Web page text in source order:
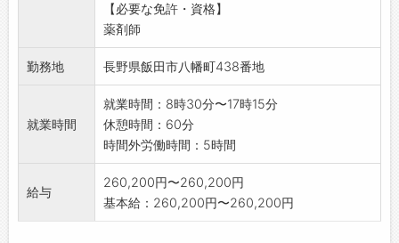
【必要な免許・資格】
薬剤師
勤務地 長野県飯田市八幡町438番地
就業時間
就業時間：8時30分〜17時15分
休憩時間：60分
時間外労働時間：5時間
給与
260,200円〜260,200円
基本給：260,200円〜260,200円